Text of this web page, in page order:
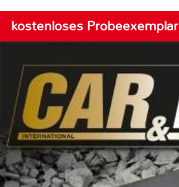
kostenloses Probeexemplar